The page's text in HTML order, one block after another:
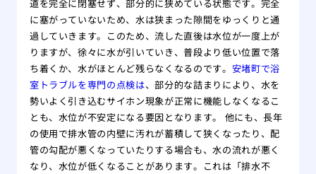
道を完全に閉塞せず、部分的に狭めている状態です。完全
に塞がっていないため、水は狭まった隙間をゆっくりと通
過していきます。このため、流した直後は水位が一度上が
りますが、徐々に水が引いていき、普段より低い位置で落
ち着くか、水がほとんど残らなくなるのです。 安堵町で浴
室トラブルを専門の点検は、部分的な詰まりにより、水を
勢いよく引き込むサイホン現象が正常に機能しなくなるこ
とも、水位が不安定になる要因となります。 他にも、長年
の使用で排水管の内壁に汚れが蓄積して狭くなったり、配
管の勾配が悪くなっていたりする場合も、水の流れが悪く
なり、水位が低くなることがあります。これは「排水不